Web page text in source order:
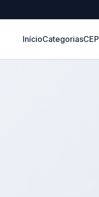
InícioCategoriasCEP